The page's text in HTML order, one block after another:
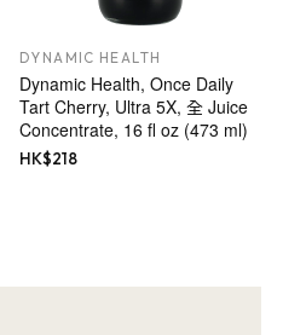
DYNAMIC HEALTH
Dynamic Health, Once Daily
Tart Cherry, Ultra 5X, 全 Juice
Concentrate, 16 fl oz (473 ml)
HK$218